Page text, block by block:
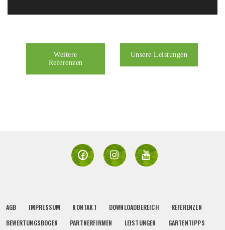
Weitere
Referenzen
Unsere Leistungen
AGB IMPRESSUM KONTAKT DOWNLOADBEREICH
REFERENZEN
BEWERTUNGSBOGEN
PARTNERFIRMEN LEISTUNGEN GARTENTIPPS